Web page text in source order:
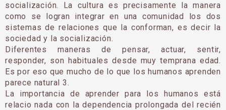
socialización. La cultura es precisamente la manera
como se logran integrar en una comunidad los dos
sistemas de relaciones que la conforman, es decir la
sociedad y la socialización.
Diferentes maneras de pensar, actuar, sentir,
responder, son habituales desde muy temprana edad.
Es por eso que mucho de lo que los humanos aprenden
parece natural 3.
La importancia de aprender para los humanos está
relacio nada con la dependencia prolongada del recién